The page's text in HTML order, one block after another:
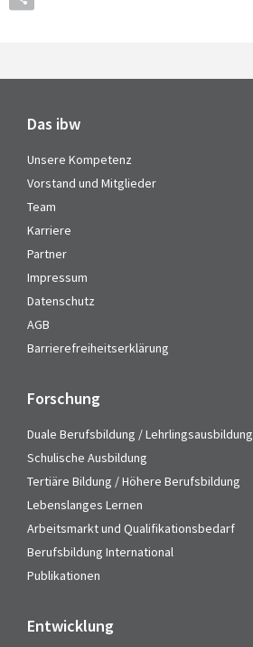
Das ibw
Unsere Kompetenz
Vorstand und Mitglieder
Team
Karriere
Partner
Impressum
Datenschutz
AGB
Barrierefreiheitserklärung
Forschung
Duale Berufsbildung / Lehrlingsausbildung
Schulische Ausbildung
Tertiäre Bildung / Höhere Berufsbildung
Lebenslanges Lernen
Arbeitsmarkt und Qualifikationsbedarf
Berufsbildung International
Publikationen
Entwicklung